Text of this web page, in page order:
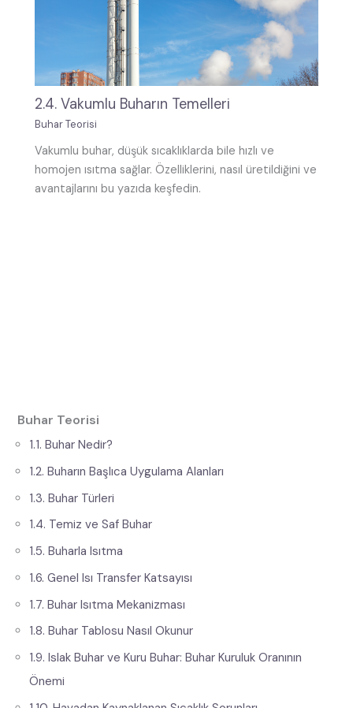
Buhar Teorisi
1.1. Buhar Nedir?
1.2. Buharın Başlıca Uygulama Alanları
1.3. Buhar Türleri
1.4. Temiz ve Saf Buhar
1.5. Buharla Isıtma
1.6. Genel Isı Transfer Katsayısı
1.7. Buhar Isıtma Mekanizması
1.8. Buhar Tablosu Nasıl Okunur
1.9. Islak Buhar ve Kuru Buhar: Buhar Kuruluk Oranının
Önemi
2.4. Vakumlu Buharın Temelleri
Buhar Teorisi
Vakumlu buhar, düşük sıcaklıklarda bile hızlı ve
homojen ısıtma sağlar. Özelliklerini, nasıl üretildiğini ve
avantajlarını bu yazıda keşfedin.